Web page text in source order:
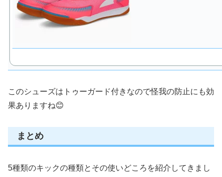
このシューズはトゥーガード付きなので怪我の防止にも効
果ありますね😊
まとめ
5種類のキックの種類とその使いどころを紹介してきまし